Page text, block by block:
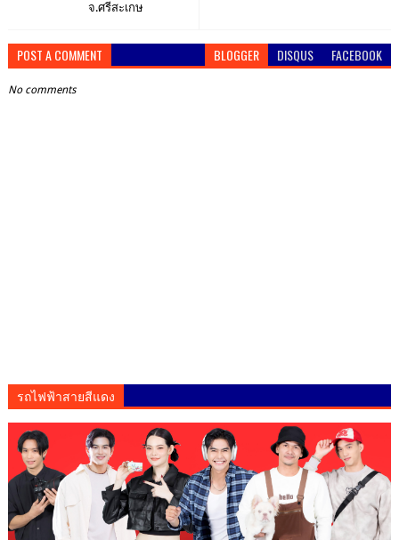
จ.ศรีสะเกษ
POST A COMMENT BLOGGER DISQUS FACEBOOK
No comments
รถไฟฟ้าสายสีแดง